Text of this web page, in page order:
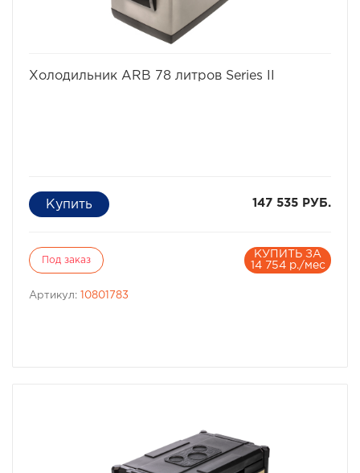
Холодильник ARB 78 литров Series II
147 535 РУБ.
Под заказ
КУПИТЬ ЗА
14 754 р./мес
Артикул: 10801783